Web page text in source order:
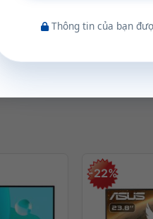
Thông tin của bạn
cáp thiết kế gọn
hay bàn học một cách
-22%